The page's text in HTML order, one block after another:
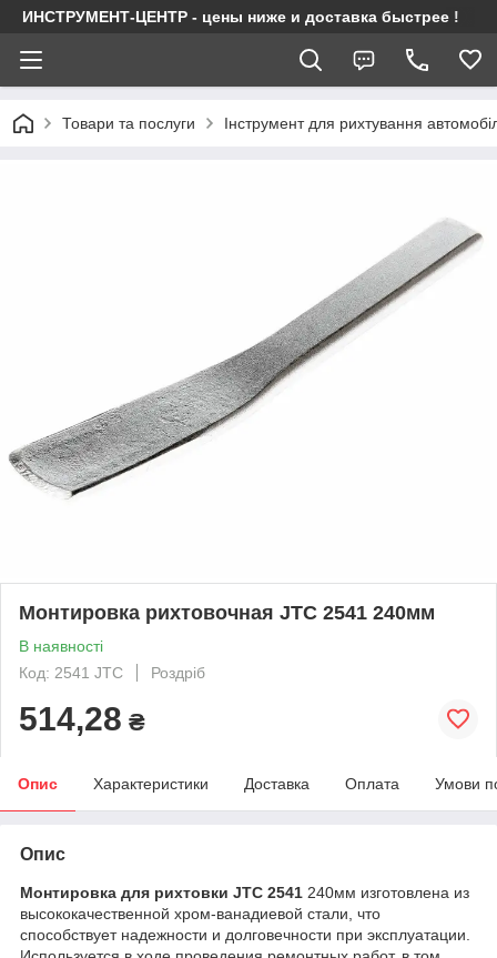
ИНСТРУМЕНТ-ЦЕНТР - цены ниже и доставка быстрее !
Товари та послуги Інструмент для рихтування
Монтировка рихтовочная JTC 2541 240мм
В наявності
Код: 2541 JTC
Роздріб
514,28 ₴
Опис Характеристики Доставка Оплата Умови
Опис
Монтировка для рихтовки JTC 2541 240мм изготовлена из
высококачественной хром-ванадиевой стали, что
способствует надежности и долговечности при эксплуатации.